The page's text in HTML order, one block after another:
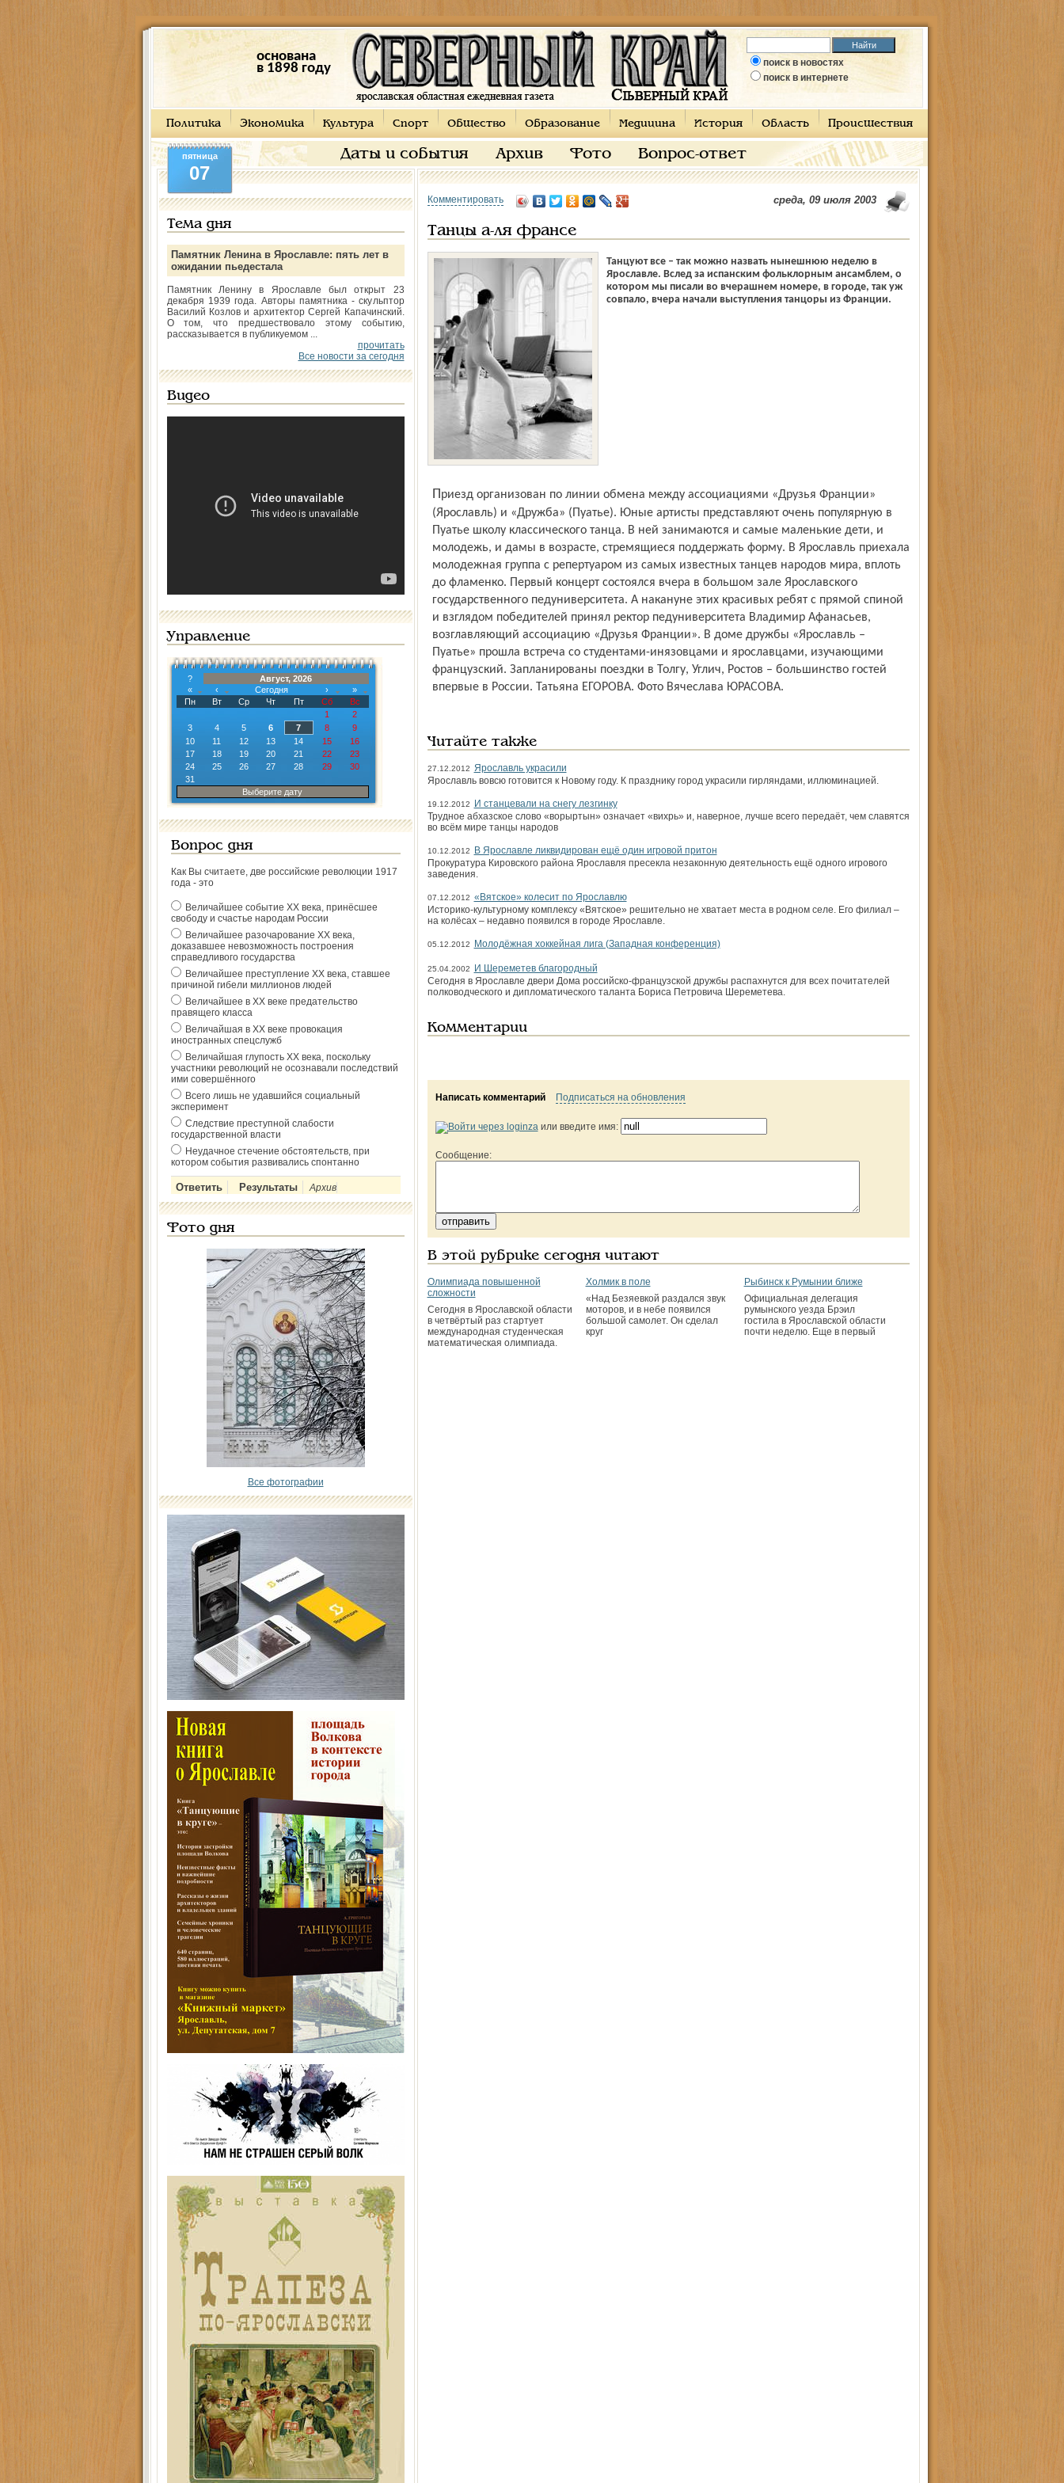
основана
в 1898 году
поиск в новостях
поиск в интернете
Политика Экономика Культура Спорт Общество Образование Медицина История Область Происшествия
Даты и события Архив Фото Вопрос-ответ
пятница
07
Тема дня
Памятник Ленина в Ярославле: пять лет в
ожидании пьедестала
Памятник Ленину в Ярославле был открыт 23
декабря 1939 года. Авторы памятника - скульптор
Василий Козлов и архитектор Сергей Капачинский.
О том, что предшествовало этому событию,
рассказывается в публикуемом ...
прочитать
Все новости за сегодня
Видео
Управление
?
Август, 2026
«
‹ Сегодня ›
»
Пн
Вт Ср Чт Пт Сб
Вс
1
2
3
4 5 6 7 8
9
10
11 12 13 14 15
16
17
18 19 20 21 22
23
24
25 26 27 28 29
30
31
Выберите дату
Вопрос дня
Как Вы считаете, две российские революции 1917
года - это
Величайшее событие ХХ века, принёсшее
свободу и счастье народам России
Величайшее разочарование ХХ века,
доказавшее невозможность построения
справедливого государства
Величайшее преступление ХХ века, ставшее
причиной гибели миллионов людей
Величайшее в ХХ веке предательство
правящего класса
Величайшая в ХХ веке провокация
иностранных спецслужб
Величайшая глупость ХХ века, поскольку
участники революций не осознавали последствий
ими совершённого
Всего лишь не удавшийся социальный
эксперимент
Следствие преступной слабости
государственной власти
Неудачное стечение обстоятельств, при
котором события развивались спонтанно
Архив
Фото дня
Все фотографии
Комментировать среда, 09 июля 2003
Танцы а-ля франсе
Танцуют все – так можно назвать нынешнюю неделю в
Ярославле. Вслед за испанским фольклорным ансамблем, о
котором мы писали во вчерашнем номере, в городе, так уж
совпало, вчера начали выступления танцоры из Франции.
Приезд организован по линии обмена между ассоциациями «Друзья Франции»
(Ярославль) и «Дружба» (Пуатье). Юные артисты представляют очень популярную в
Пуатье школу классического танца. В ней занимаются и самые маленькие дети, и
молодежь, и дамы в возрасте, стремящиеся поддержать форму. В Ярославль приехала
молодежная группа с репертуаром из самых известных танцев народов мира, вплоть
до фламенко. Первый концерт состоялся вчера в большом зале Ярославского
государственного педуниверситета. А накануне этих красивых ребят с прямой спиной
и взглядом победителей принял ректор педуниверситета Владимир Афанасьев,
возглавляющий ассоциацию «Друзья Франции». В доме дружбы «Ярославль –
Пуатье» прошла встреча со студентами-инязовцами и ярославцами, изучающими
французский. Запланированы поездки в Толгу, Углич, Ростов – большинство гостей
впервые в России. Татьяна ЕГОРОВА. Фото Вячеслава ЮРАСОВА.
Читайте также
27.12.2012
Ярославль украсили
Ярославль вовсю готовится к Новому году. К празднику город украсили гирляндами, иллюминацией.
19.12.2012
И станцевали на снегу лезгинку
Трудное абхазское слово «ворыртын» означает «вихрь» и, наверное, лучше всего передаёт, чем славятся
во всём мире танцы народов
10.12.2012
В Ярославле ликвидирован ещё один игровой притон
Прокуратура Кировского района Ярославля пресекла незаконную деятельность ещё одного игрового
заведения.
07.12.2012 «Вятское» колесит по Ярославлю
Историко-культурному комплексу «Вятское» решительно не хватает места в родном селе. Его филиал –
на колёсах – недавно появился в городе Ярославле.
05.12.2012 Молодёжная хоккейная лига (Западная конференция)
25.04.2002
И Шереметев благородный
Сегодня в Ярославле двери Дома российско-французской дружбы распахнутся для всех почитателей
полководческого и дипломатического таланта Бориса Петровича Шереметева.
Комментарии
Написать комментарий Подписаться на обновления
или введите имя:
Сообщение:
В этой рубрике сегодня читают
Олимпиада повышенной
сложности
Сегодня в Ярославской области
в четвёртый раз стартует
международная студенческая
математическая олимпиада.
Холмик в поле
«Над Безяевкой раздался звук
моторов, и в небе появился
большой самолет. Он сделал
круг
Рыбинск к Pумынии ближе
Официальная делегация
румынского уезда Брэил
гостила в Ярославской области
почти неделю. Еще в первый